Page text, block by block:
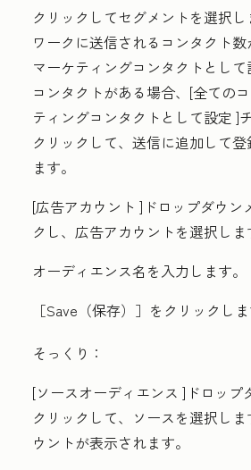
クリックしてセグメントを選択
ワークに送信されるコンタクト数
マーケティングコンタクトとし
コンタクトがある場合、[全ての
ティングコンタクトとして設定 ]
クリックして、送信に追加して
ます。
[広告アカウント ]ドロップダウン
クし、広告アカウントを選択しま
オーディエンス名 を入力します。
［Save（保存）］ をクリックしま
そっくり：
[ソースオーディエンス ]ドロップ
クリックして、ソースを選択し
ウントが表示されます。